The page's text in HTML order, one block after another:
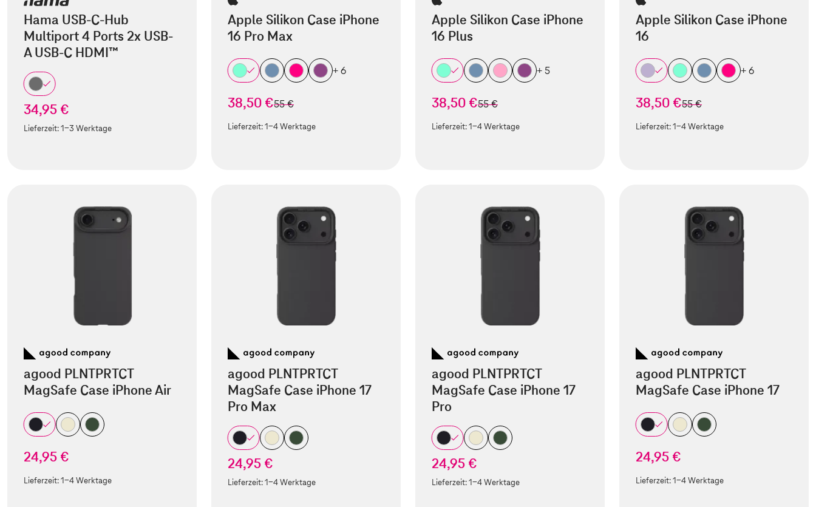
Hama USB-C-Hub
Multiport 4 Ports 2x USB-
A USB-C HDMI™
34,95 €
Lieferzeit:1-3 Werktage
Apple Silikon Case iPhone
16 Pro Max
+ 6
38,50 €statt
55 €
Lieferzeit:1-4 Werktage
Apple Silikon Case iPhone
16 Plus
+ 5
38,50 €statt
55 €
Lieferzeit:1-4 Werktage
Apple Silikon Case iPhone
16
+ 6
38,50 €statt
55 €
Lieferzeit:1-4 Werktage
agood PLNTPRTCT
MagSafe Case iPhone Air
24,95 €
Lieferzeit:1-4 Werktage
agood PLNTPRTCT
MagSafe Case iPhone 17
Pro Max
24,95 €
Lieferzeit:1-4 Werktage
agood PLNTPRTCT
MagSafe Case iPhone 17
Pro
24,95 €
Lieferzeit:1-4 Werktage
agood PLNTPRTCT
MagSafe Case iPhone 17
24,95 €
Lieferzeit:1-4 Werktage